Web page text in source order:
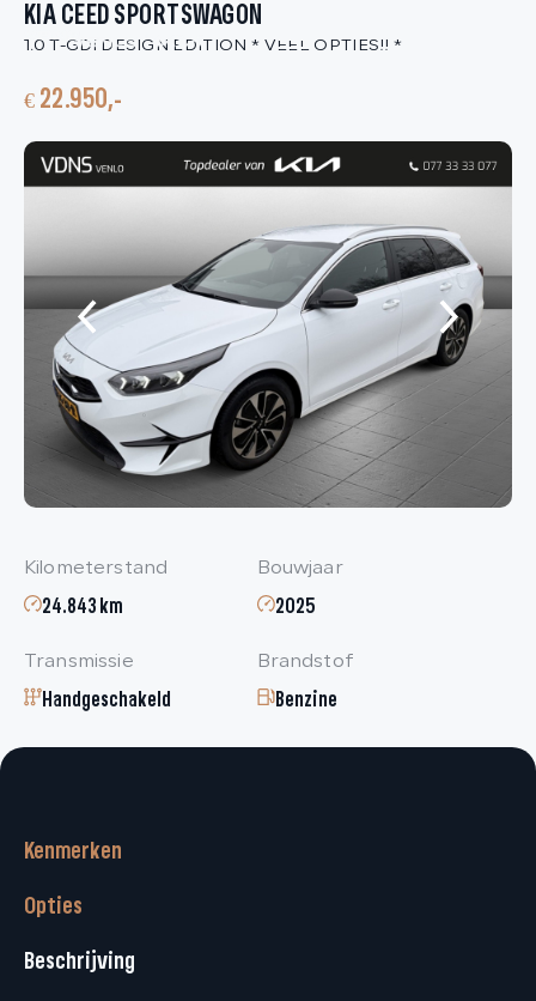
HOME
VACATURES
OVER ONS
VERKOCHT
CONTACT
KIA CEED SPORTSWAGON
1.0 T-GDi DESIGN EDITION * VEEL OPTIES!! *
€ 22.950,-
Kilometerstand
24.843 km
Bouwjaar
2025
Transmissie
Handgeschakeld
Brandstof
Benzine
Kenmerken
Opties
Beschrijving